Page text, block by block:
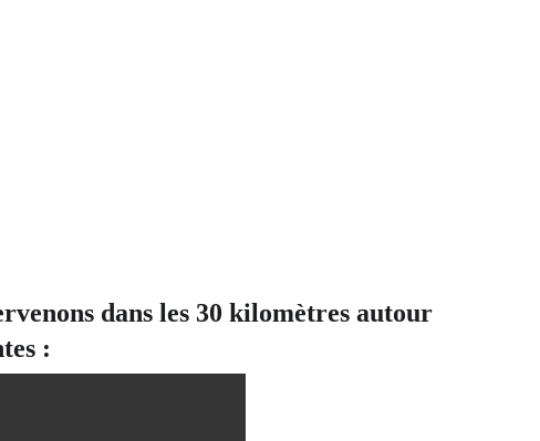
dans les 30 kilomètres autour
: